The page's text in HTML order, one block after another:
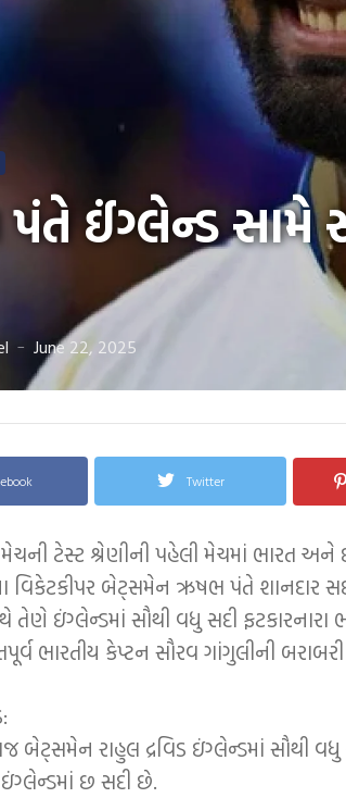
ઈંગ્લેન્ડ સામે
— June 22, 2025
Twitter
મેચની ટેસ્ટ શ્રેણીની પહેલી મેચમાં ભારત
વિકેટકીપર બેટ્સમેન ઋષભ પંતે શાનદાર
ઇંગ્લેન્ડમાં સૌથી વધુ સદી ફટકારનારા
ભારતીય કેપ્ટન સૌરવ ગાંગુલીની
બેટ્સમેન રાહુલ દ્રવિડ ઇંગ્લેન્ડમાં સૌથી
ઇંગ્લેન્ડમાં છ સદી છે.